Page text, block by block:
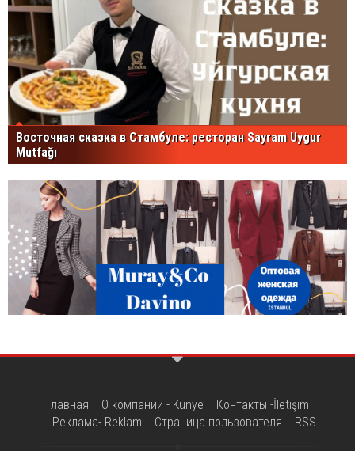
Восточная сказка в Стамбуле: ресторан Sayram Uygur
Mutfağı
Главная О компании - Künye
Контакты -İletişim
Реклама- Reklam
Страница пользователя RSS